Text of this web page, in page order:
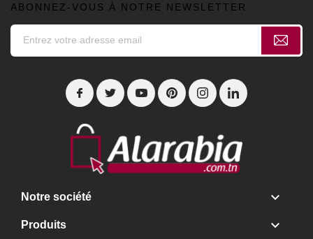
ABONNEZ-VOUS À NOTRE NEWSLETTER
Notre société 
Produits 